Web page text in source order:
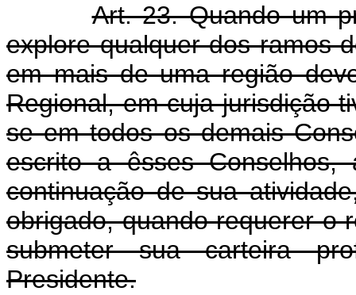
Art. 23. Quando um
explore qualquer dos ramos
em mais de uma região
Regional, em cuja jurisdição
se em todos os demais
escrito a êsses
continuação de sua
obrigado, quando requerer o
submeter sua carteira
Presidente.